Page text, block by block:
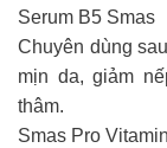
Serum B5 Smas
Chuyên dùng
mịn da, giảm
thâm.
Smas Pro